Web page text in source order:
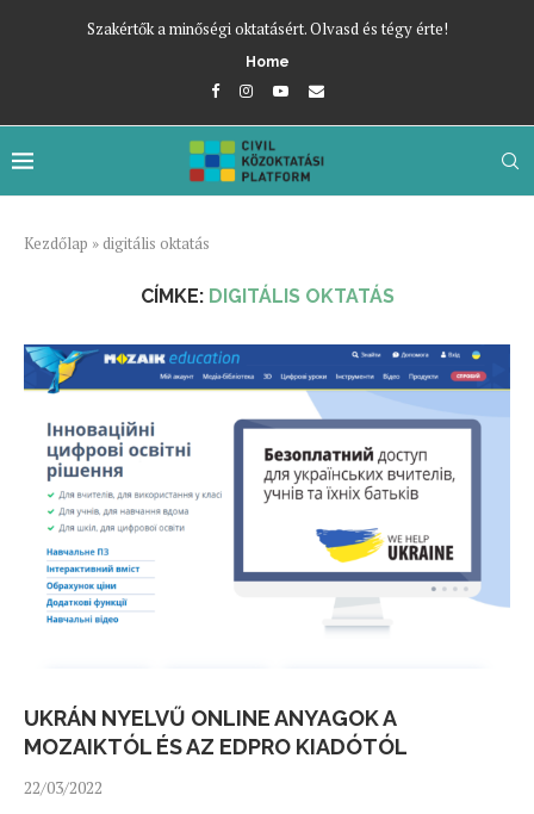
Szakértők a minőségi oktatásért. Olvasd és tégy érte!
Home
Kezdőlap » digitális oktatás
CÍMKE: DIGITÁLIS OKTATÁS
UKRÁN NYELVŰ ONLINE ANYAGOK A
MOZAIKTÓL ÉS AZ EDPRO KIADÓTÓL
22/03/2022